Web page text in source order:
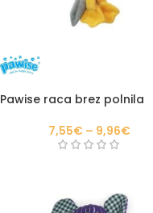
Pawise raca brez polnila
7,55€ – 9,96€